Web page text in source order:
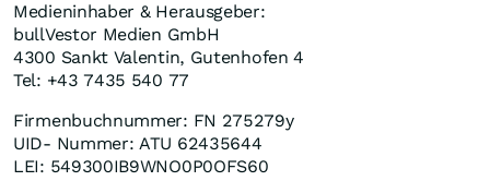
Medieninhaber & Herausgeber:
bullVestor Medien GmbH
4300 Sankt Valentin, Gutenhofen 4
Tel: +43 7435 540 77
Firmenbuchnummer: FN 275279y
UID- Nummer: ATU 62435644
LEI: 549300IB9WNO0P0OFS60